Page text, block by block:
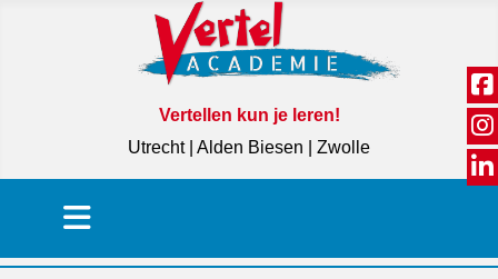
Vertellen kun je leren!
Utrecht | Alden Biesen | Zwolle